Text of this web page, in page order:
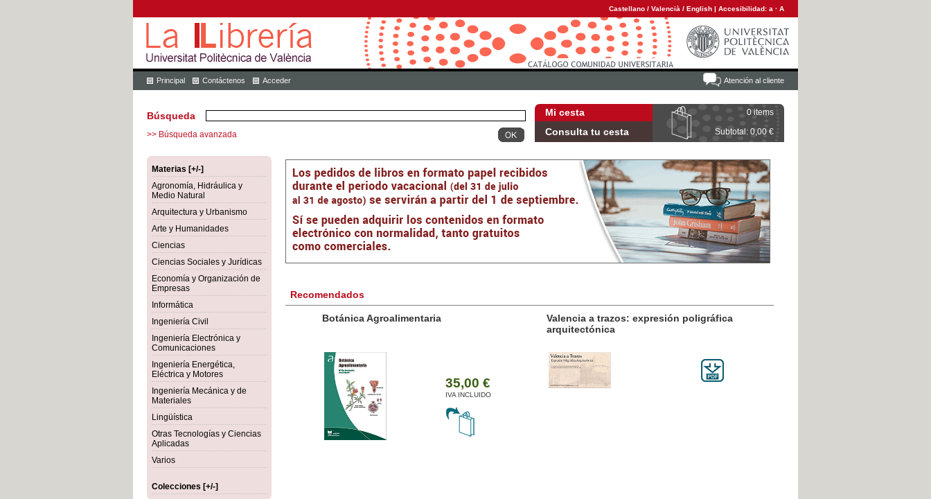
Castellano / Valencià / English | Accesibilidad: a · A
Atención al cliente
Principal Contáctenos Acceder
Mi cesta 0 items
Consulta tu cesta Subtotal: 0,00 €
Búsqueda
>> Búsqueda avanzada
Materias [+/-]
Agronomía, Hidráulica y
Medio Natural
Arquitectura y Urbanismo
Arte y Humanidades
Ciencias
Ciencias Sociales y Jurídicas
Economía y Organización de
Empresas
Informática
Ingeniería Civil
Ingeniería Electrónica y
Comunicaciones
Ingeniería Energética,
Eléctrica y Motores
Ingeniería Mecánica y de
Materiales
Lingüística
Otras Tecnologías y Ciencias
Aplicadas
Varios
Colecciones [+/-]
Recomendados
Botánica Agroalimentaria
35,00 €
IVA INCLUIDO
Valencia a trazos: expresión poligráfica
arquitectónica